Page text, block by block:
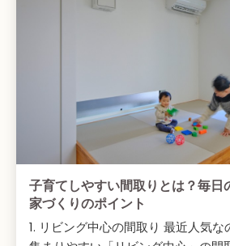
子育てしやすい間取りとは？毎日
家づくりのポイント
1. リビング中心の間取り 最近人気な